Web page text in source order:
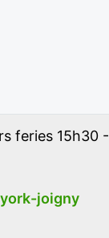
feries 15h30
joigny